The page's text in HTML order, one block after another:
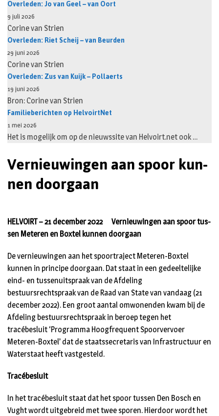
Overleden: Jo van Geel – van Oort
9 juli 2026
Corine van Strien
Overleden: Riet Scheij – van Beurden
29 juni 2026
Corine van Strien
Overleden: Zus van Kuijk – Pollaerts
19 juni 2026
Bron: Corine van Strien
Familieberichten op HelvoirtNet
1 mei 2026
Het is mogelijk om op de nieuwssite van Helvoirt.net ook …
Ver­nieu­win­gen aan spoor kun­
nen door­gaan
HELVOIRT – 21 december 2022 Ver­nieu­win­gen aan spoor tus­
sen Me­te­ren en Box­tel kun­nen door­gaan
De vernieuwingen aan het spoortraject Meteren-Boxtel
kunnen in principe doorgaan. Dat staat in een gedeeltelijke
eind- en tussenuitspraak van de Afdeling
bestuursrechtspraak van de Raad van State van vandaag (21
december 2022). Een groot aantal omwonenden kwam bij de
Afdeling bestuursrechtspraak in beroep tegen het
tracébesluit ‘Programma Hoogfrequent Spoorvervoer
Meteren-Boxtel’ dat de staatssecretaris van Infrastructuur en
Waterstaat heeft vastgesteld.
Tracébesluit
In het tracébesluit staat dat het spoor tussen Den Bosch en
Vught wordt uitgebreid met twee sporen. Hierdoor wordt het